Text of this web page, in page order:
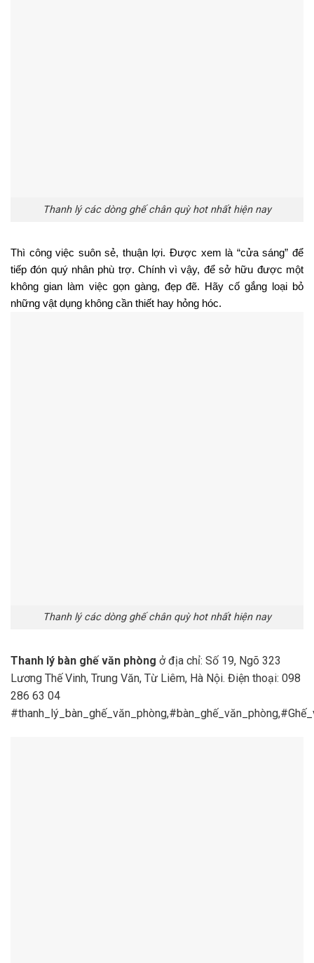
Thanh lý các dòng ghế chân quỳ hot nhất hiện nay
Thì công việc suôn sẻ, thuận lợi. Được xem là “cửa sáng” để
tiếp đón quý nhân phù trợ. Chính vì vậy, để sở hữu được một
không gian làm việc gọn gàng, đẹp đẽ. Hãy cố gắng loại bỏ
những vật dụng không cần thiết hay hỏng hóc.
Thanh lý các dòng ghế chân quỳ hot nhất hiện nay
Thanh lý bàn ghế văn phòng ở địa chỉ: Số 19, Ngõ 323
Lương Thế Vinh, Trung Văn, Từ Liêm, Hà Nội. Điện thoại: 098
286 63 04